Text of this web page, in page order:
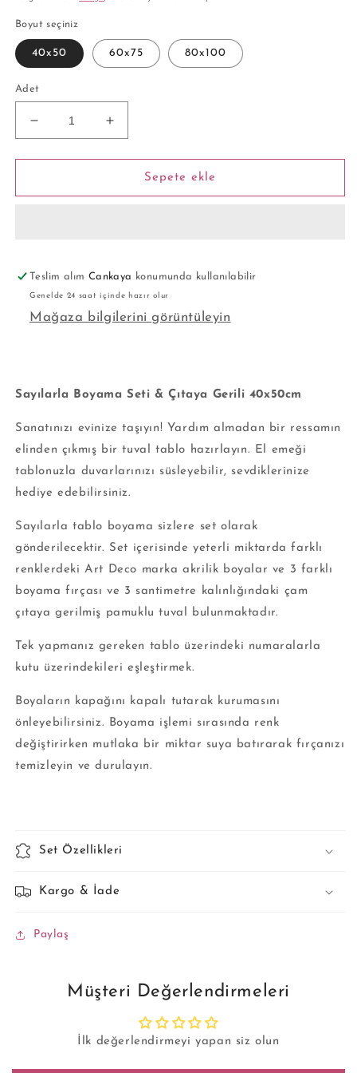
Boyut seçiniz
40x50 60x75 80x100
Adet
Sayılarla
Boyama
Seti
Şeker
Sayılarla
Boyama
Seti
Şeker
Sepete ekle
Teslim alım Cankaya konumunda kullanılabilir
Genelde 24 saat içinde hazır olur
Mağaza bilgilerini görüntüleyin
Sayılarla Boyama Seti & Çıtaya Gerili 40x50cm
Sanatınızı evinize taşıyın! Yardım almadan bir ressamın
elinden çıkmış bir tuval tablo hazırlayın. El emeği
tablonuzla duvarlarınızı süsleyebilir, sevdiklerinize
hediye edebilirsiniz.
Sayılarla tablo boyama sizlere set olarak
gönderilecektir. Set içerisinde yeterli miktarda farklı
renklerdeki Art Deco marka akrilik boyalar ve 3 farklı
boyama fırçası ve 3 santimetre kalınlığındaki çam
çıtaya gerilmiş pamuklu tuval bulunmaktadır.
Tek yapmanız gereken tablo üzerindeki numaralarla
kutu üzerindekileri eşleştirmek.
Boyaların kapağını kapalı tutarak kurumasını
önleyebilirsiniz. Boyama işlemi sırasında renk
değiştirirken mutlaka bir miktar suya batırarak fırçanızı
temizleyin ve durulayın.
Set Özellikleri
Kargo & İade
Paylaş
Müşteri Değerlendirmeleri
İlk değerlendirmeyi yapan siz olun